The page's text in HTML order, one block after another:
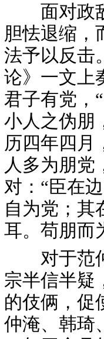
面对政敌
胆怯退缩，
法予以反击
论》一文上
君子有党，
小人之伪朋
历四年四月
人多为朋党
对：“臣在
自为党；其
耳。苟朋而
对于范仲
宗半信半疑
的伎俩，促
仲淹、韩琦